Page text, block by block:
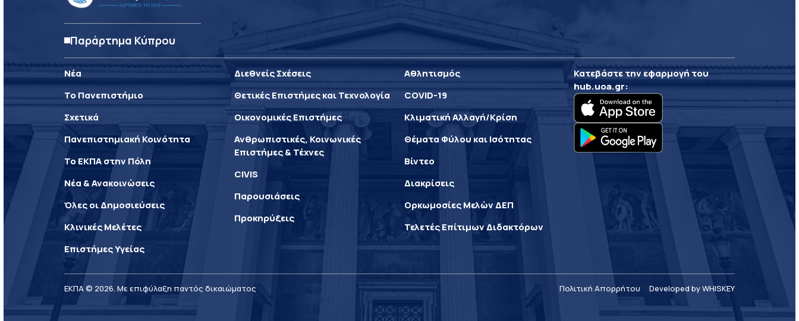
Παράρτημα Κύπρου
Νέα
Το Πανεπιστήμιο
Σχετικά
Πανεπιστημιακή Κοινότητα
Το ΕΚΠΑ στην Πόλη
Νέα & Ανακοινώσεις
Όλες οι Δημοσιεύσεις
Κλινικές Μελέτες
Επιστήμες Υγείας
Διεθνείς Σχέσεις
Θετικές Επιστήμες και Τεχνολογία
Οικονομικές Επιστήμες
Ανθρωπιστικές, Κοινωνικές
Επιστήμες & Τέχνες
CIVIS
Παρουσιάσεις
Προκηρύξεις
Αθλητισμός
COVID-19
Κλιματική Αλλαγή/Κρίση
Θέματα Φύλου και Ισότητας
Βίντεο
Διακρίσεις
Ορκωμοσίες Μελών ΔΕΠ
Τελετές Επίτιμων Διδακτόρων
Κατεβάστε την εφαρμογή του
hub.uoa.gr:
ΕΚΠΑ © 2026. Με επιφύλαξη παντός δικαιώματος Πολιτική Απορρήτου Developed by WHISKEY